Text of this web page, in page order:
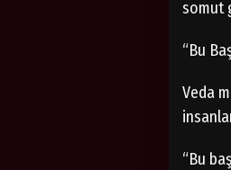
somut
“Bu
Veda
“Bu